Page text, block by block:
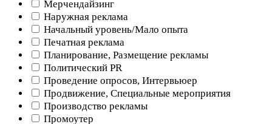
Мерчендайзинг
Наружная реклама
Начальный уровень/Мало опыта
Печатная реклама
Планирование, Размещение рекламы
Политический PR
Проведение опросов, Интервьюер
Продвижение, Специальные мероприятия
Производство рекламы
Промоутер